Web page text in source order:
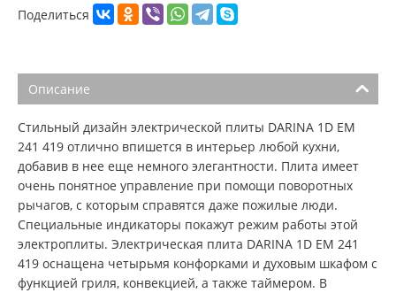
Поделиться
Описание
Стильный дизайн электрической плиты DARINA 1D EM
241 419 отлично впишется в интерьер любой кухни,
добавив в нее еще немного элегантности. Плита имеет
очень понятное управление при помощи поворотных
рычагов, с которым справятся даже пожилые люди.
Специальные индикаторы покажут режим работы этой
электроплиты. Электрическая плита DARINA 1D EM 241
419 оснащена четырьмя конфорками и духовым шкафом с
функцией гриля, конвекцией, а также таймером. В